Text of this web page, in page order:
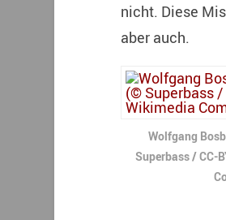
nicht. Diese
aber auch.
Wolfgang
Superbass / CC-